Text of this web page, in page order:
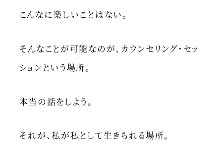
こんなに楽しいことはない。
そんなことが可能なのが、カウンセリング・セッ
ションという場所。
本当の話をしよう。
それが、私が私として生きられる場所。